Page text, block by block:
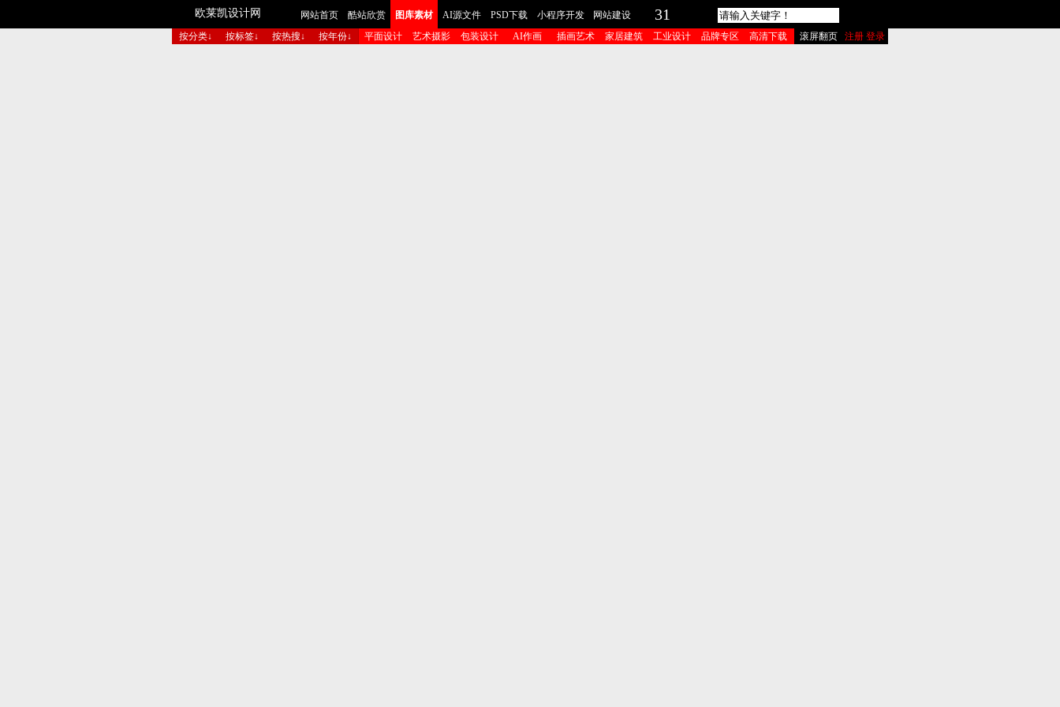
欧莱凯设计网 网站首页 酷站欣赏 图库素材 AI源文件 PSD下载 小程序开发 网站建设 31
按分类↓ 按标签↓ 按热搜↓ 按年份↓ 平面设计 艺术摄影 包装设计 AI作画 插画艺术 家居建筑 工业设计 品牌专区 高清下载 注册 登录
滚屏翻页